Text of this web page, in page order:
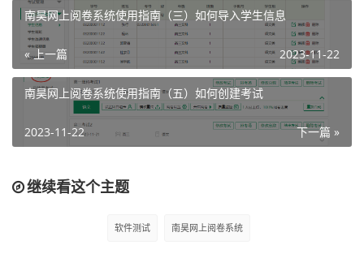
2、姓名
3、考号
4、考场
5、考点
6、学校
南昊网上阅卷系统使用指南（三）如何导入学生信息
« 上一篇 2023-11-22
南昊网上阅卷系统使用指南（五）如何创建考试
下一篇 »
2023-11-22
继续看这个主题
软件测试 南昊网上阅卷系统